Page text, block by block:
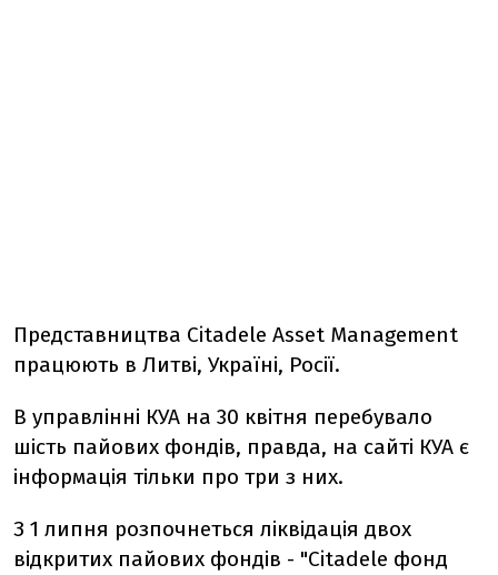
Представництва Citadele Asset Management
працюють в Литві, Україні, Росії.
В управлінні КУА на 30 квітня перебувало
шість пайових фондів, правда, на сайті КУА є
інформація тільки про три з них.
З 1 липня розпочнеться ліквідація двох
відкритих пайових фондів - "Citadele фонд